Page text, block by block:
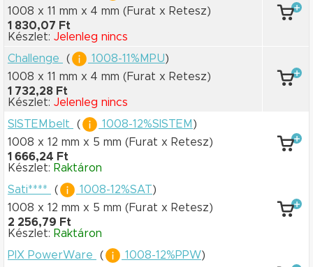
1008 x 11 mm x 4 mm (Furat x Retesz)
1 830,07 Ft
Készlet: Jelenleg nincs
Challenge
( 1008-11%MPU)
1008 x 11 mm x 4 mm (Furat x Retesz)
1 732,28 Ft
Készlet: Jelenleg nincs
SISTEMbelt
( 1008-12%SISTEM )
1008 x 12 mm x 5 mm (Furat x Retesz)
1 666,24 Ft
Készlet: Raktáron
Sati****
( 1008-12%SAT)
1008 x 12 mm x 5 mm (Furat x Retesz)
2 256,79 Ft
Készlet: Raktáron
PIX PowerWare
( 1008-12%PPW)